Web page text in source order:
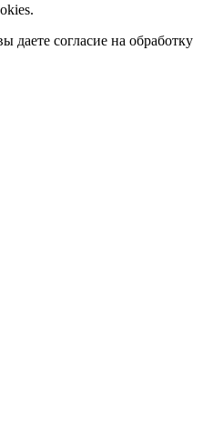
даете согласие на обработку